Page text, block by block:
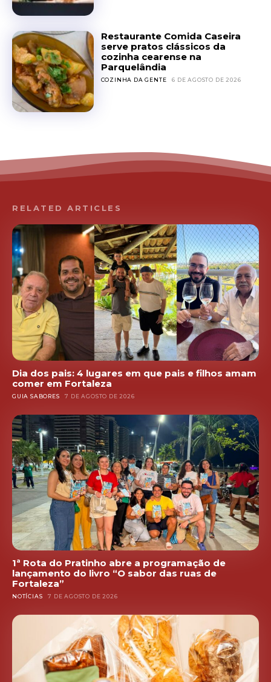
Restaurante Comida Caseira
serve pratos clássicos da
cozinha cearense na
Parquelândia
COZINHA DA GENTE 6 DE AGOSTO DE 2026
RELATED ARTICLES
Dia dos pais: 4 lugares em que pais e filhos amam
comer em Fortaleza
GUIA SABORES 7 DE AGOSTO DE 2026
1ª Rota do Pratinho abre a programação de
lançamento do livro “O sabor das ruas de
Fortaleza”
NOTÍCIAS 7 DE AGOSTO DE 2026